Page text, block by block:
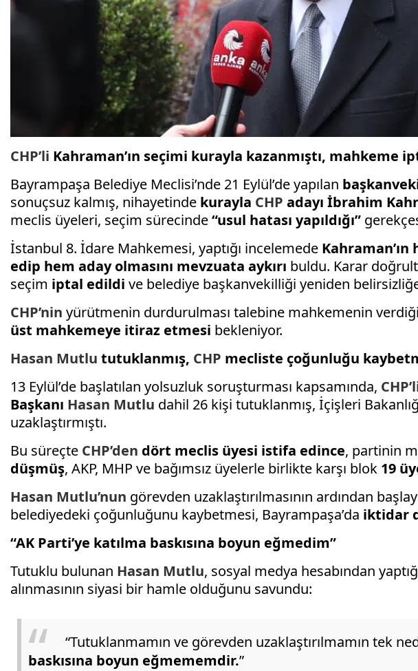
CHP’li Kahraman’ın seçimi kurayla kazanmıştı, mahkeme
Bayrampaşa Belediye Meclisi’nde 21 Eylül’de yapılan
sonuçsuz kalmış, nihayetinde kurayla CHP adayı İbrahim
meclis üyeleri, seçim sürecinde“usul hatası yapıldığı”
İstanbul 8. İdare Mahkemesi, yaptığı incelemede
edip hem aday olmasını mevzuata aykırı buldu. Karar
seçim iptal edildi ve belediye başkanvekilliği yeniden
CHP’nin yürütmenin durdurulması talebine mahkemenin
üst mahkemeye itiraz etmesi bekleniyor.
Hasan Mutlu tutuklanmış, CHP mecliste çoğunluğu
13 Eylül’de başlatılan yolsuzluk soruşturması kapsamında,
Başkanı Hasan Mutlu dahil 26 kişi tutuklanmış, İçişleri
uzaklaştırmıştı.
Bu süreçte CHP’den dört meclis üyesi istifa edince, partinin
düşmüş, AKP, MHP ve bağımsız üyelerle birlikte karşı blok 19
Hasan Mutlu’nun görevden uzaklaştırılmasının ardından
belediyedeki çoğunluğunu kaybetmesi, Bayrampaşa’da iktidar
“AK Parti’ye katılma baskısına boyun eğmedim”
Tutuklu bulunan Hasan Mutlu, sosyal medya hesabından
alınmasının siyasi bir hamle olduğunu savundu:
“Tutuklanmamın ve görevden uzaklaştırılmamın tek
baskısına boyun eğmememdir.”